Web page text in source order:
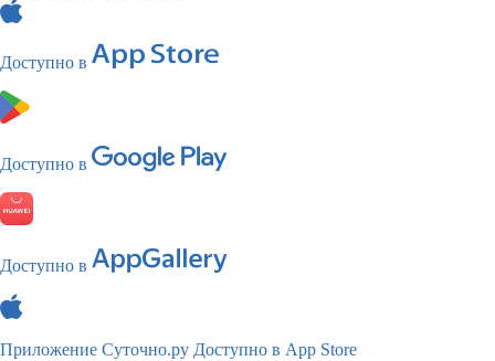
Доступно в
Доступно в
Доступно в
Приложение Суточно.ру Доступно в App Store